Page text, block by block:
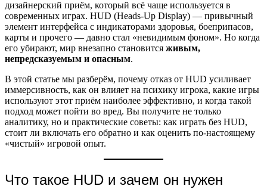
дизайнерский приём, который всё чаще используется в
современных играх. HUD (Heads-Up Display) — привычный
элемент интерфейса с индикаторами здоровья, боеприпасов,
карты и прочего — давно стал «невидимым фоном». Но когда
его убирают, мир внезапно становится живым,
непредсказуемым и опасным.
В этой статье мы разберём, почему отказ от HUD усиливает
иммерсивность, как он влияет на психику игрока, какие игры
используют этот приём наиболее эффективно, и когда такой
подход может пойти во вред. Вы получите не только
аналитику, но и практические советы: как играть без HUD,
стоит ли включать его обратно и как оценить по-настоящему
«чистый» игровой опыт.
Что такое HUD и зачем он нужен